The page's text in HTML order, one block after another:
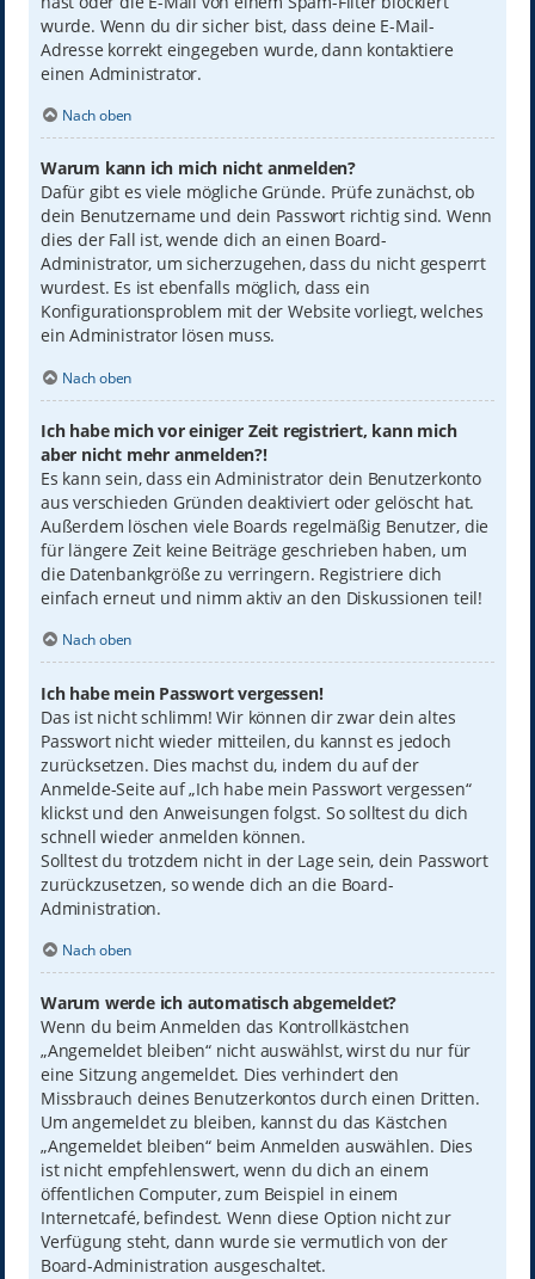
wurde. Wenn du dir sicher bist, dass deine E-Mail-
Adresse korrekt eingegeben wurde, dann kontaktiere
einen Administrator.
Nach oben
Warum kann ich mich nicht anmelden?
Dafür gibt es viele mögliche Gründe. Prüfe zunächst, ob
dein Benutzername und dein Passwort richtig sind. Wenn
dies der Fall ist, wende dich an einen Board-
Administrator, um sicherzugehen, dass du nicht gesperrt
wurdest. Es ist ebenfalls möglich, dass ein
Konfigurationsproblem mit der Website vorliegt, welches
ein Administrator lösen muss.
Nach oben
Ich habe mich vor einiger Zeit registriert, kann mich
aber nicht mehr anmelden?!
Es kann sein, dass ein Administrator dein Benutzerkonto
aus verschieden Gründen deaktiviert oder gelöscht hat.
Außerdem löschen viele Boards regelmäßig Benutzer, die
für längere Zeit keine Beiträge geschrieben haben, um
die Datenbankgröße zu verringern. Registriere dich
einfach erneut und nimm aktiv an den Diskussionen teil!
Nach oben
Ich habe mein Passwort vergessen!
Das ist nicht schlimm! Wir können dir zwar dein altes
Passwort nicht wieder mitteilen, du kannst es jedoch
zurücksetzen. Dies machst du, indem du auf der
Anmelde-Seite auf „Ich habe mein Passwort vergessen“
klickst und den Anweisungen folgst. So solltest du dich
schnell wieder anmelden können.
Solltest du trotzdem nicht in der Lage sein, dein Passwort
zurückzusetzen, so wende dich an die Board-
Administration.
Nach oben
Warum werde ich automatisch abgemeldet?
Wenn du beim Anmelden das Kontrollkästchen
„Angemeldet bleiben“ nicht auswählst, wirst du nur für
eine Sitzung angemeldet. Dies verhindert den
Missbrauch deines Benutzerkontos durch einen Dritten.
Um angemeldet zu bleiben, kannst du das Kästchen
„Angemeldet bleiben“ beim Anmelden auswählen. Dies
ist nicht empfehlenswert, wenn du dich an einem
öffentlichen Computer, zum Beispiel in einem
Internetcafé, befindest. Wenn diese Option nicht zur
Verfügung steht, dann wurde sie vermutlich von der
Board-Administration ausgeschaltet.